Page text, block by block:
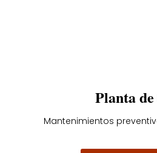
Planta
Mantenimientos